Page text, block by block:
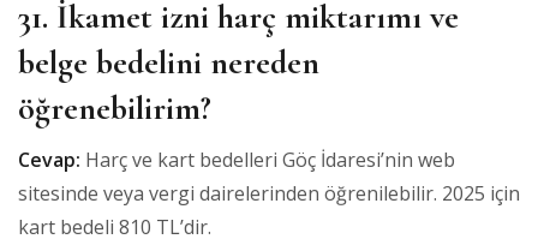
31. İkamet izni harç miktarımı ve
belge bedelini nereden
öğrenebilirim?
Cevap: Harç ve kart bedelleri Göç İdaresi’nin web
sitesinde veya vergi dairelerinden öğrenilebilir. 2025 için
kart bedeli 810 TL’dir.